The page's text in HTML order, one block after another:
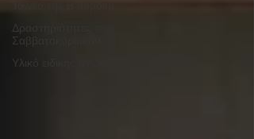
Δραστηριότητες του
Σαββατοκύριακου
Υλικό ειδικής αγωγής